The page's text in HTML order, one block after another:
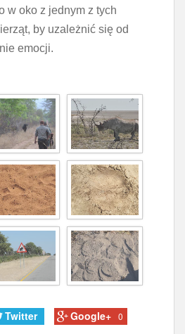
w oko z jednym z tych
by uzależnić się od
emocji.
Twitter Google+ 0